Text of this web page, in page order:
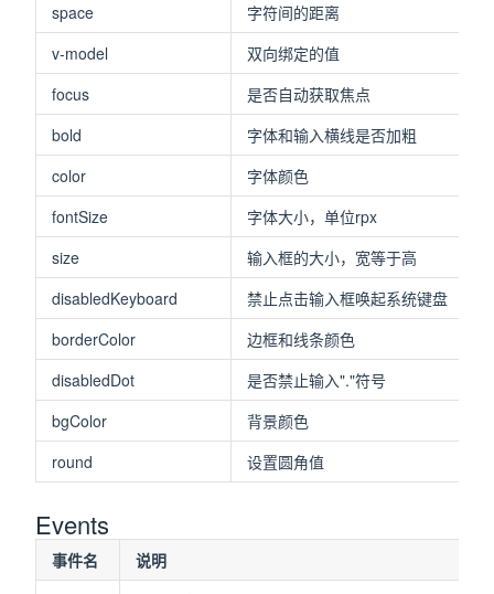
space
字符间的距离
v-model
双向绑定的值
focus
是否自动获取焦点
bold
字体和输入横线是否加粗
color
字体颜色
fontSize
字体大小，单位rpx
size
输入框的大小，宽等于高
disabledKeyboard
禁止点击输入框唤起系统键盘
borderColor
边框和线条颜色
disabledDot
是否禁止输入"."符号
bgColor
背景颜色
round
设置圆角值
Events
事件名
说明